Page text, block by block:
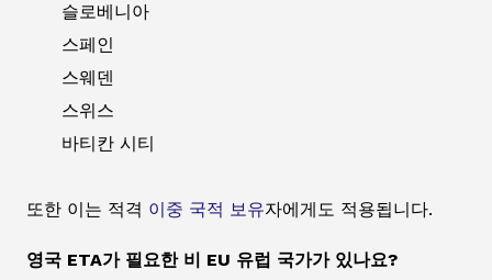
슬로베니아
스페인
스웨덴
스위스
바티칸 시티
또한 이는 적격 이중 국적 보유자에게도 적용됩니다.
영국 ETA가 필요한 비 EU 유럽 국가가 있나요?